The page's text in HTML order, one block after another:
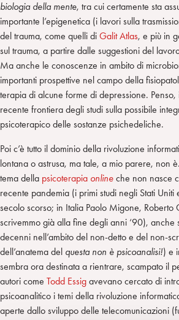
biologia della mente, tra cui certamente sta
importante l’epigenetica (i lavori sulla
del trauma, come quelli di Galit Atlas, e più in
sul trauma, a partire dalle suggestioni del
Ma anche le conoscenze in ambito di
importanti prospettive nel campo della
terapia di alcune forme di depressione.
recente frontiera degli studi sulla possibile
psicoterapico delle sostanze psichedeliche.
Poi c’è tutto il dominio della rivoluzione
lontana o astrusa, ma tale, a mio parere, non
tema della psicoterapia online che non nasce
recente pandemia (i primi studi negli Stati Uniti
secolo scorso; in Italia Paolo Migone, Roberto
scrivemmo già alla fine degli anni ‘90), anche
decenni nell’ambito del non-detto e del non-
dell’anatema del questa non è psicoanalisi!) e
sembra ora destinata a rientrare, scampato il
autori come Todd Essig avevano cercato di
psicoanalitico i temi della rivoluzione
aperte dallo sviluppo delle telecomunicazioni